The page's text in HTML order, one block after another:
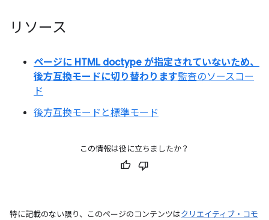
リソース
ページに HTML doctype が指定されていないため、
後方互換モードに切り替わります監査のソースコー
ド
後方互換モードと標準モード
この情報は役に立ちましたか？
特に記載のない限り、このページのコンテンツはクリエイティブ・コモ